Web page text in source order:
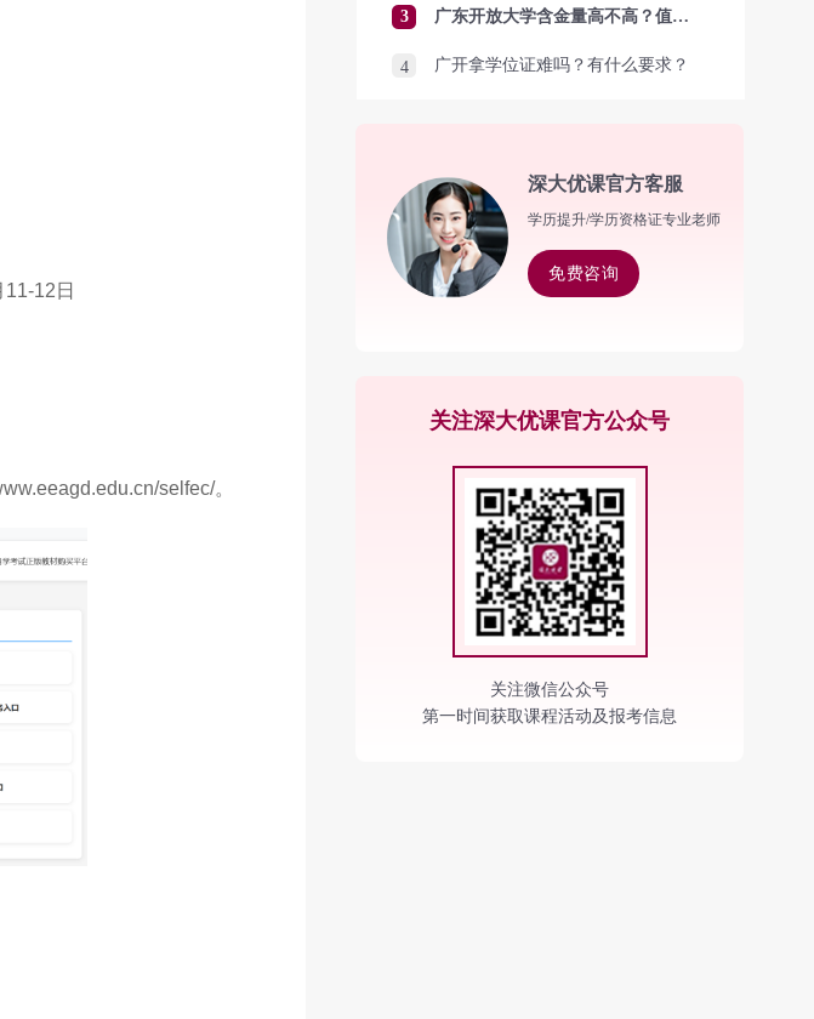
12日
selfec/。
3 广东开放大学含金量高不高？值得报考吗？
4 广开拿学位证难吗？有什么要求？
深大优课官方客服
学历提升/学历资格证专业老师
免费咨询
关注深大优课官方公众号
关注微信公众号
第一时间获取课程活动及报考信息